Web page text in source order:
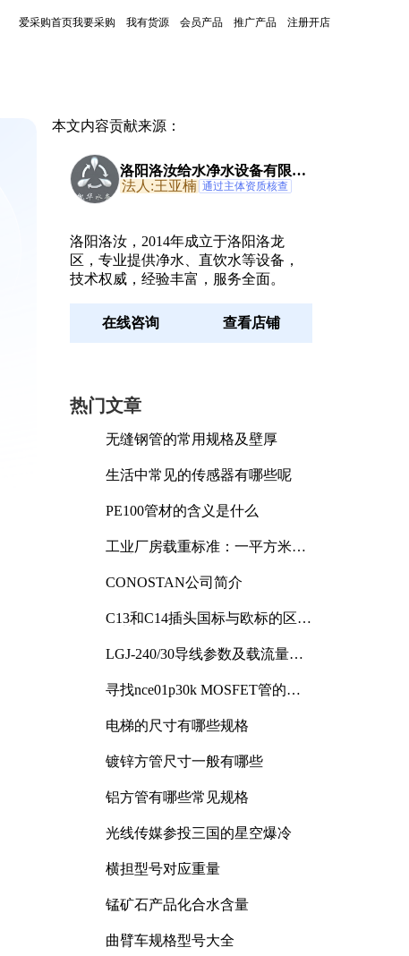
爱采购首页我要采购 我有货源 会员产品 推广产品 注册开店
本文内容贡献来源：
洛阳洛汝给水净水设备有限公
司
法人:王亚楠 通过主体资质核查
洛阳洛汝，2014年成立于洛阳洛龙
区，专业提供净水、直饮水等设备，
技术权威，经验丰富，服务全面。
在线咨询 查看店铺
热门文章
无缝钢管的常用规格及壁厚
生活中常见的传感器有哪些呢
PE100管材的含义是什么
工业厂房载重标准：一平方米能
CONOSTAN公司简介
C13和C14插头国标与欧标的区别
LGJ-240/30导线参数及载流量解
寻找nce01p30k MOSFET管的合
电梯的尺寸有哪些规格
镀锌方管尺寸一般有哪些
铝方管有哪些常见规格
光线传媒参投三国的星空爆冷
横担型号对应重量
锰矿石产品化合水含量
曲臂车规格型号大全